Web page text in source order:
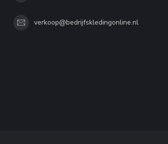
verkoop@bedrijfskledingonline.nl